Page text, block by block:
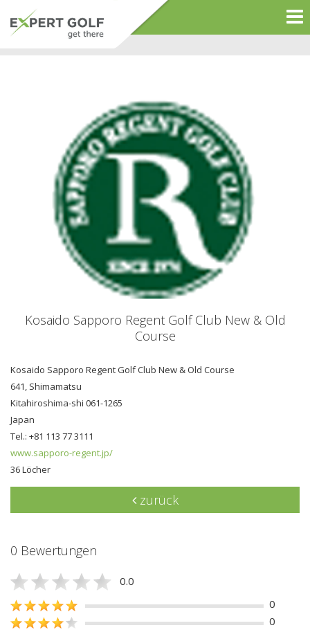
Kosaido Sapporo Regent Golf Club New & Old
Course
Kosaido Sapporo Regent Golf Club New & Old Course
641, Shimamatsu
Kitahiroshima-shi 061-1265
Japan
Tel.: +81 113 77 3111
www.sapporo-regent.jp/
36 Löcher
zurück
0 Bewertungen
0.0
0
0